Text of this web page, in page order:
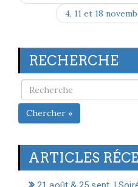
4, 11 et 18
RECHERCHE
Chercher »
ARTICLES